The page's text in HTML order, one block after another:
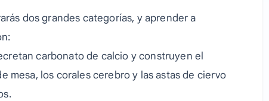
dos grandes categorías, y aprender a
carbonato de calcio y construyen el
mesa, los corales cerebro y las astas de ciervo